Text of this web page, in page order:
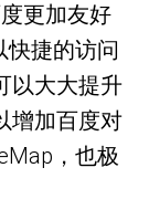
更加友好
快捷的访问
以大大提升
增加百度对
，也极